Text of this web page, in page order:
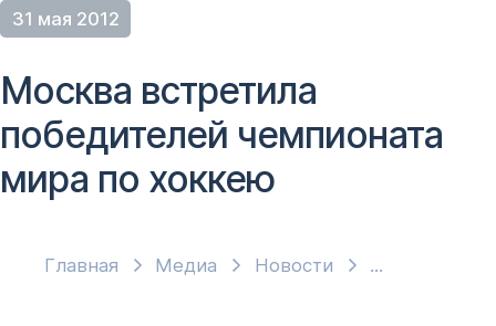
31 мая 2012
Главная Медиа Новости
Москва встретила
победителей чемпионата
мира по хоккею